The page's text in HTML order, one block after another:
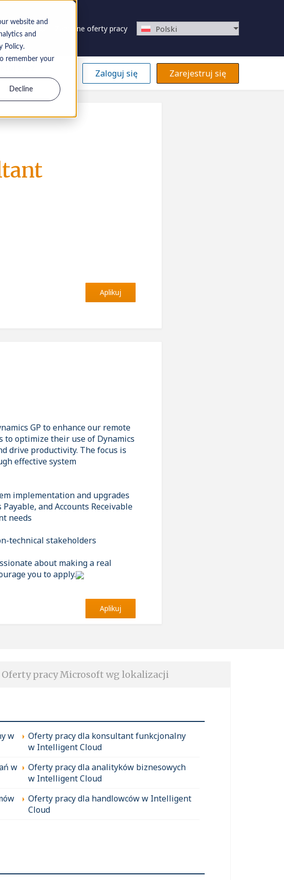
website and
and
Policy.
remember your
Decline
Zapisane oferty pracy Polski
Zaloguj się Zarejestruj się
Aplikuj
GP to enhance our remote
optimize their use of Dynamics
drive productivity. The focus is
effective system
implementation and upgrades
and Accounts Receivable
needs
technical stakeholders
about making a real
you to apply.
Aplikuj
Oferty pracy Microsoft wg lokalizacji
w
Oferty pracy dla konsultant funkcjonalny
w Intelligent Cloud
w
Oferty pracy dla analityków biznesowych
w Intelligent Cloud
Oferty pracy dla handlowców w Intelligent
Cloud